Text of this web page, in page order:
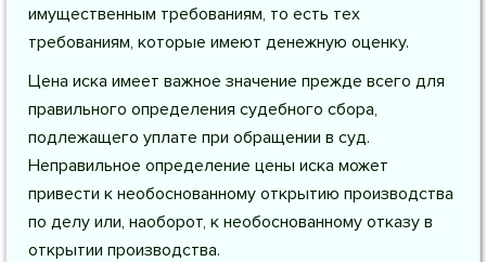
имущественным требованиям, то есть тех
требованиям, которые имеют денежную оценку.
Цена иска имеет важное значение прежде всего для
правильного определения судебного сбора,
подлежащего уплате при обращении в суд.
Неправильное определение цены иска может
привести к необоснованному открытию производства
по делу или, наоборот, к необоснованному отказу в
открытии производства.